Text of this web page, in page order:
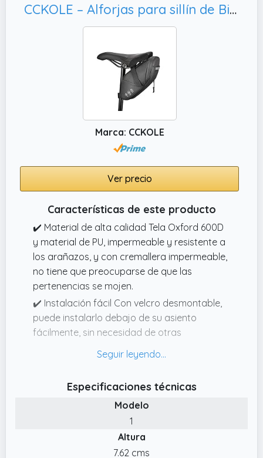
CCKOLE – Alforjas para sillín de Bicicleta de montaña con Reflectantes, Asiento Multifuncional
Marca: CCKOLE
Ver precio
Características de este producto
✔️ Material de alta calidad Tela Oxford 600D
y material de PU, impermeable y resistente a
los arañazos, y con cremallera impermeable,
no tiene que preocuparse de que las
pertenencias se mojen.
✔️ Instalación fácil Con velcro desmontable,
puede instalarlo debajo de su asiento
fácilmente, sin necesidad de otras
según el grosor de la tija del sillín.
Esta bolsa de cuadro de bicicleta está
diseñada con almacenamiento de varios
niveles, bolsa elástica incorporada, es lo
suficientemente pequeña como para no
obstaculizar su rendimiento pero lo
Especificaciones técnicas
Modelo
1
Altura
7.62 cms